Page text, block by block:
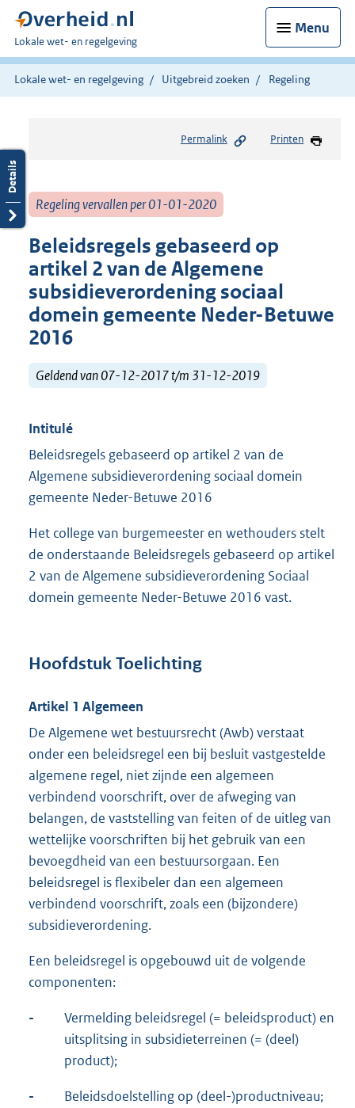
Menu
U
bent
hier:
Lokale wet- en regelgeving
Lokale wet- en regelgeving Uitgebreid zoeken Regeling
Permalink Printen
Regeling vervallen per 01-01-2020
Beleidsregels gebaseerd op
artikel 2 van de Algemene
subsidieverordening sociaal
domein gemeente Neder-Betuwe
2016
Geldend van 07-12-2017 t/m 31-12-2019
Intitulé
Beleidsregels gebaseerd op artikel 2 van de
Algemene subsidieverordening sociaal domein
gemeente Neder-Betuwe 2016
Het college van burgemeester en wethouders stelt
de onderstaande Beleidsregels gebaseerd op artikel
2 van de Algemene subsidieverordening Sociaal
domein gemeente Neder-Betuwe 2016 vast.
Hoofdstuk Toelichting
Artikel 1 Algemeen
De Algemene wet bestuursrecht (Awb) verstaat
onder een beleidsregel een bij besluit vastgestelde
algemene regel, niet zijnde een algemeen
verbindend voorschrift, over de afweging van
belangen, de vaststelling van feiten of de uitleg van
wettelijke voorschriften bij het gebruik van een
bevoegdheid van een bestuursorgaan. Een
beleidsregel is flexibeler dan een algemeen
verbindend voorschrift, zoals een (bijzondere)
subsidieverordening.
Een beleidsregel is opgebouwd uit de volgende
componenten:
-
Vermelding beleidsregel (= beleidsproduct) en
uitsplitsing in subsidieterreinen (= (deel)
product);
- Beleidsdoelstelling op (deel-)productniveau;